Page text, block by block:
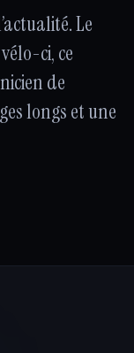
Le
vélo-ci, ce
de
longs et une